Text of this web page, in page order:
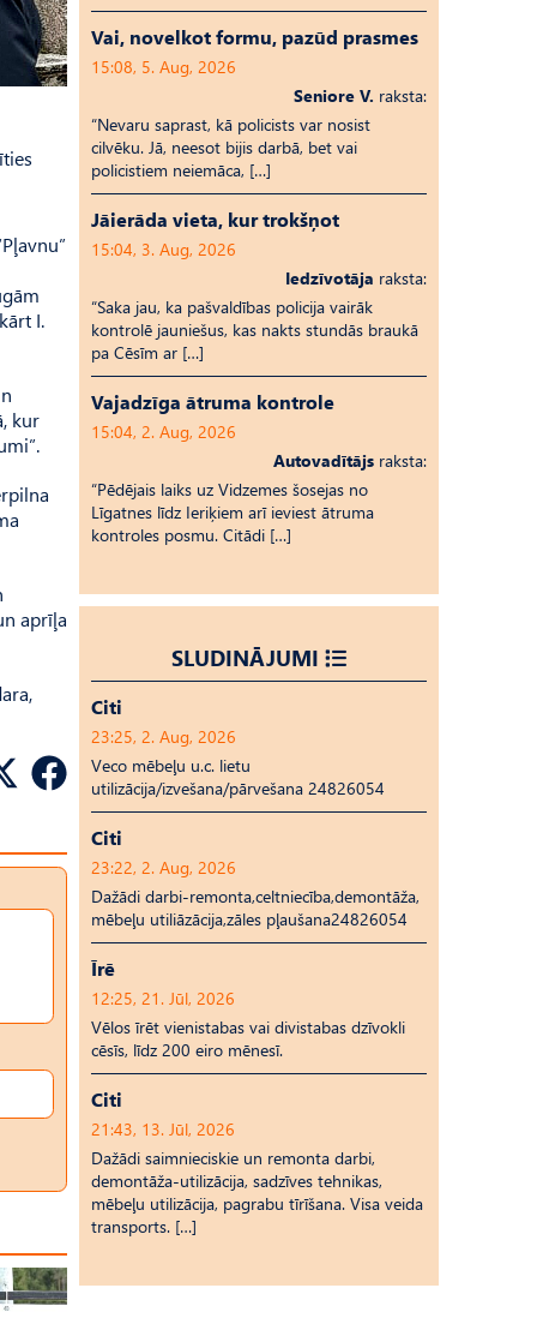
I.
kur
aprīļa
Vai, novelkot formu, pazūd prasmes
15:08, 5. Aug, 2026
Seniore V. raksta:
“Nevaru saprast, kā policists var nosist
cilvēku. Jā, neesot bijis darbā, bet vai
policistiem neiemāca, […]
Jāierāda vieta, kur trokšņot
15:04, 3. Aug, 2026
Iedzīvotāja raksta:
“Saka jau, ka pašvaldības policija vairāk
kontrolē jauniešus, kas nakts stundās braukā
pa Cēsīm ar […]
Vajadzīga ātruma kontrole
15:04, 2. Aug, 2026
Autovadītājs raksta:
“Pēdējais laiks uz Vid­ze­mes šosejas no
Līgatnes līdz Ieriķiem arī ieviest ātruma
kontroles posmu. Citādi […]
SLUDINĀJUMI
Citi
23:25, 2. Aug, 2026
Veco mēbeļu u.c. lietu
utilizācija/izvešana/pārvešana 24826054
Citi
23:22, 2. Aug, 2026
Dažādi darbi-remonta,celtniecība,demontāža,
mēbeļu utiliāzācija,zāles pļaušana24826054
Īrē
12:25, 21. Jūl, 2026
Vēlos īrēt vienistabas vai divistabas dzīvokli
cēsīs, līdz 200 eiro mēnesī.
Citi
21:43, 13. Jūl, 2026
Dažādi saimnieciskie un remonta darbi,
demontāža-utilizācija, sadzīves tehnikas,
mēbeļu utilizācija, pagrabu tīrīšana. Visa veida
transports. […]